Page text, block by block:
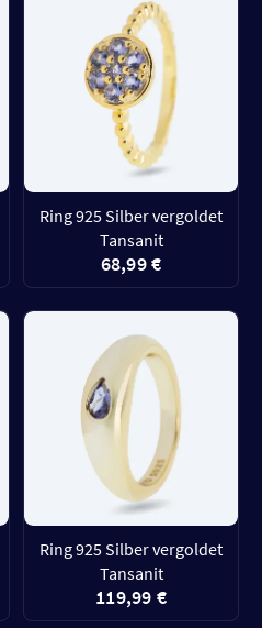
Ring 925 Silber vergoldet
Tansanit
68,99 €
Ring 925 Silber vergoldet
Tansanit
119,99 €